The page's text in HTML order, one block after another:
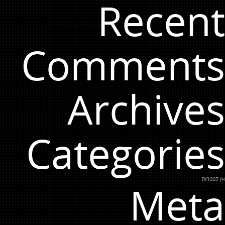
Recent
Comments
Archives
Categories
אין קטגוריות
Meta